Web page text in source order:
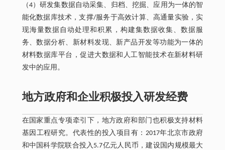
（4）研发集数据自动采集、归档、挖掘、应用为一体的智
能化数据库技术，支撑/服务于高效计算、高通量实验，实
现海量数据自动处理和积累，构建集数据收集、数据服
务、数据分析、新材料发现、新产品开发等功能为一体的
材料数据库平台，促进大数据和人工智能技术在新材料研
发中的应用。
地方政府和企业积极投入研发经费
在国家重点专项牵引下，地方政府和部门也积极支持材料
基因工程研究。代表性的投入项目有：2017年北京市政府
和中国科学院联合投入5.7亿元人民币，建设国内规模最大